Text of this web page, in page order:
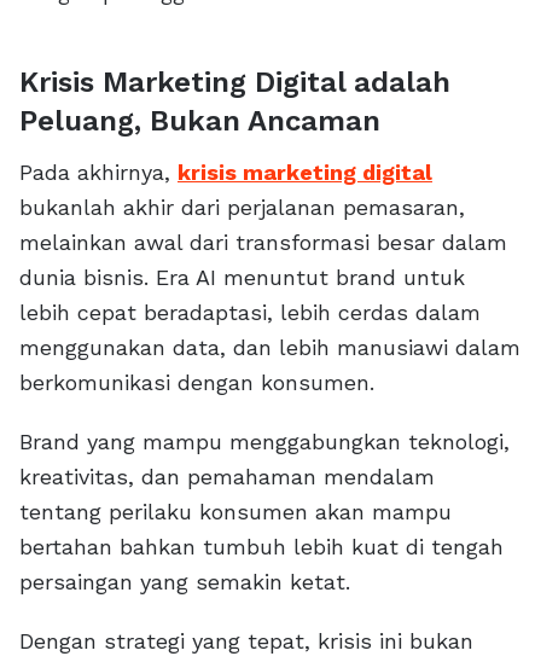
Krisis Marketing Digital adalah
Peluang, Bukan Ancaman
Pada akhirnya, krisis marketing digital
bukanlah akhir dari perjalanan pemasaran,
melainkan awal dari transformasi besar dalam
dunia bisnis. Era AI menuntut brand untuk
lebih cepat beradaptasi, lebih cerdas dalam
menggunakan data, dan lebih manusiawi dalam
berkomunikasi dengan konsumen.
Brand yang mampu menggabungkan teknologi,
kreativitas, dan pemahaman mendalam
tentang perilaku konsumen akan mampu
bertahan bahkan tumbuh lebih kuat di tengah
persaingan yang semakin ketat.
Dengan strategi yang tepat, krisis ini bukan